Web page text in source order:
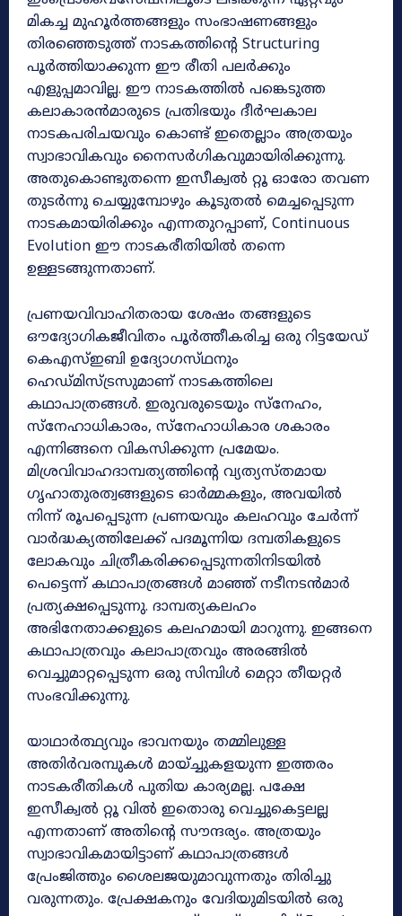
മികച്ച മുഹൂർത്തങ്ങളും സംഭാഷണങ്ങളും
തിരഞ്ഞെടുത്ത് നാടകത്തിൻ്റെ Structuring
പൂർത്തിയാക്കുന്ന ഈ രീതി പലർക്കും
എളുപ്പമാവില്ല. ഈ നാടകത്തിൽ പങ്കെടുത്ത
കലാകാരൻമാരുടെ പ്രതിഭയും ദീർഘകാല
നാടകപരിചയവും കൊണ്ട് ഇതെല്ലാം അത്രയും
സ്വാഭാവികവും നൈസർഗികവുമായിരിക്കുന്നു.
അതുകൊണ്ടുതന്നെ ഇസീക്വൽ റ്റൂ ഓരോ തവണ
തുടർന്നു ചെയ്യുമ്പോഴും കൂടുതൽ മെച്ചപ്പെടുന്ന
നാടകമായിരിക്കും എന്നതുറപ്പാണ്, Continuous
Evolution ഈ നാടകരീതിയിൽ തന്നെ
ഉള്ളടങ്ങുന്നതാണ്.
പ്രണയവിവാഹിതരായ ശേഷം തങ്ങളുടെ
ഔദ്യോഗികജീവിതം പൂർത്തീകരിച്ച ഒരു റിട്ടയേഡ്
കെഎസ്ഇബി ഉദ്യോഗസ്‌ഥനും
ഹെഡ്മിസ്ട്രസുമാണ് നാടകത്തിലെ
കഥാപാത്രങ്ങൾ. ഇരുവരുടെയും സ്‌നേഹം,
സ്‌നേഹാധികാരം, സ്‌നേഹാധികാര ശകാരം
എന്നിങ്ങനെ വികസിക്കുന്ന പ്രമേയം.
മിശ്രവിവാഹദാമ്പത്യത്തിൻ്റെ വ്യത്യസ്‌തമായ
ഗൃഹാതുരത്വങ്ങളുടെ ഓർമ്മകളും, അവയിൽ
നിന്ന് രൂപപ്പെടുന്ന പ്രണയവും കലഹവും ചേർന്ന്
വാർദ്ധക്യത്തിലേക്ക് പദമൂന്നിയ ദമ്പതികളുടെ
ലോകവും ചിത്രീകരിക്കപ്പെടുന്നതിനിടയിൽ
പെട്ടെന്ന് കഥാപാത്രങ്ങൾ മാഞ്ഞ് നടീനടൻമാർ
പ്രത്യക്ഷപ്പെടുന്നു. ദാമ്പത്യകലഹം
അഭിനേതാക്കളുടെ കലഹമായി മാറുന്നു. ഇങ്ങനെ
കഥാപാത്രവും കലാപാത്രവും അരങ്ങിൽ
വെച്ചുമാറ്റപ്പെടുന്ന ഒരു സിമ്പിൾ മെറ്റാ തീയറ്റർ
സംഭവിക്കുന്നു.
യാഥാർത്ഥ്യവും ഭാവനയും തമ്മിലുള്ള
അതിർവരമ്പുകൾ മായ്ച്ചുകളയുന്ന ഇത്തരം
നാടകരീതികൾ പുതിയ കാര്യമല്ല. പക്ഷേ
ഇസീക്വൽ റ്റൂ വിൽ ഇതൊരു വെച്ചുകെട്ടലല്ല
എന്നതാണ് അതിൻ്റെ സൗന്ദര്യം. അത്രയും
സ്വാഭാവികമായിട്ടാണ് കഥാപാത്രങ്ങൾ
പ്രേംജിത്തും ശൈലജയുമാവുന്നതും തിരിച്ചു
വരുന്നതും. പ്രേക്ഷകനും വേദിയുമിടയിൽ ഒരു